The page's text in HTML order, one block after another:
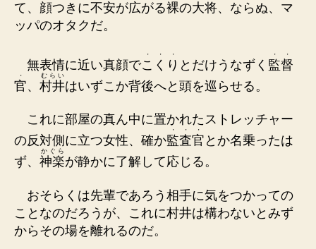
て、顔つきに不安が広がる裸の大将、ならぬ、マ
ッパのオタクだ。
無表情に近い真顔でこ
・
く
・
り
・
とだけうなずく 監
・
督
・
官
・
、 村井
むらい
はいずこか背後へと頭を巡らせる。
これに部屋の真ん中に置かれたストレッチャー
の反対側に立つ女性、確か監
・
査
・
官
・
とか名乗ったは
ず、 神楽
かぐら
が静かに了解して応じる。
おそらくは先輩であろう相手に気をつかっての
ことなのだろうが、これに村井は構わないとみず
からその場を離れるのだ。